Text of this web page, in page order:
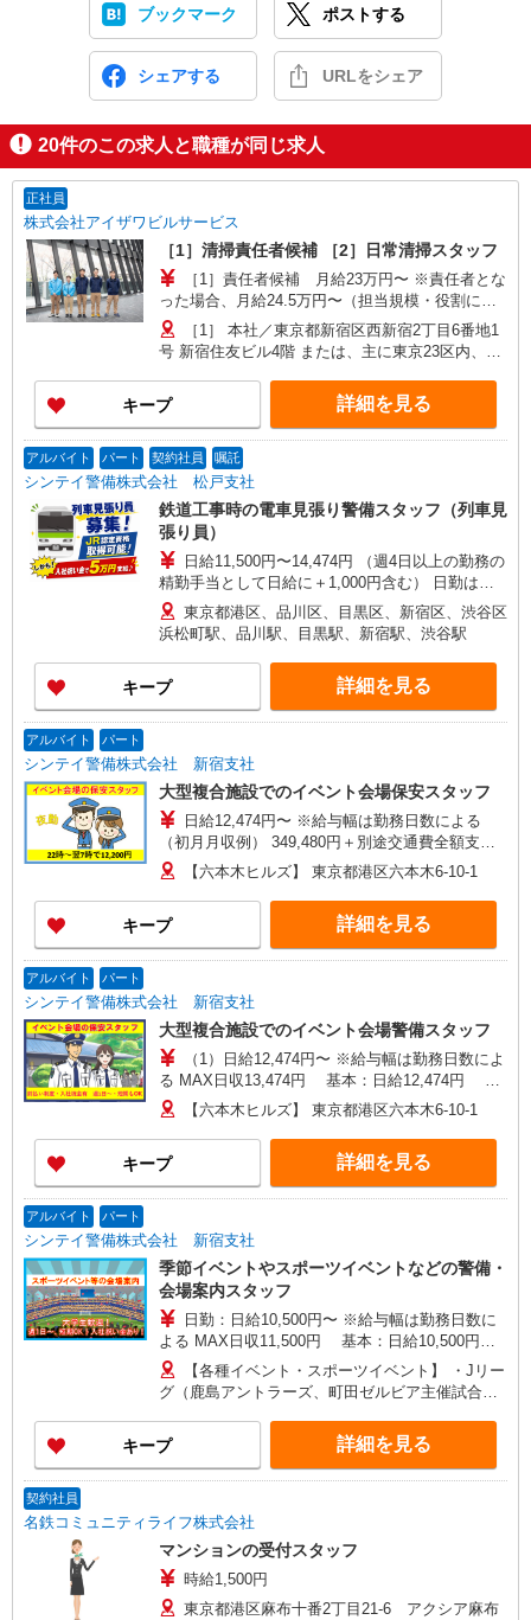
ブックマーク ポストする
シェアする URLをシェア
20件のこの求人と職種が同じ求人
正社員
株式会社アイザワビルサービス
［1］清掃責任者候補 ［2］日常清掃スタッフ
［1］責任者候補 月給23万円〜 ※責任者とな
った場合、月給24.5万円〜（担当規模・役割によ
り段階的に昇給 月収例26.1万円（入社2年/基本給
23万円＋資格手当5,000円＋残業手当2.6万円※月
20時間） 年収例360.2万円（上記月収例26.1万円
＋賞与年2回） ［2］日常清掃 月給22万円〜 月
収例24.6万円（入社1年/未経験/基本給22万円＋残
業手当2.6万円※月20時間） 年収例339.2万円（上
記月収例24.6万円＋賞与年2回） ※残業代はしっ
かり支給いたします
［1］ 本社／東京都新宿区西新宿2丁目6番地1
号 新宿住友ビル4階 または、主に東京23区内、関
ンション 各現場へは直行直帰OK！※転居を伴う
転勤はありません。 ［2］東京都内各地にあり！
新宿区周辺エリア ・新宿区西新宿2丁目 ・新宿区
西新宿8丁目 ・新宿区大久保3丁目 ・新宿区西新
宿6丁目 千代田区周辺エリア ・千代田区外神田3
丁目 ・千代田区神田駿河台2丁目 ・千代田区西神
田3丁目 ・千代田区二番町4丁目 ・千代田区麹町5
丁目 ・千代田区麹町1丁目 ・千代田区一番町 港区
周辺エリア ・港区三田1丁目 ・港区芝浦3丁目 ・
港区赤坂8丁目 文京区（飯田橋）周辺エリア ・文
京区後楽2丁目 台東区周辺エリア ・台東区北上野
1丁目 品川区周辺エリア ・品川区西品川1丁目 中
から徒歩圏内です！ ※現場状況により、配属現場
が上記と異なる場合がございます。
キープ 詳細を見る
アルバイト パート 契約社員 嘱託
シンテイ警備株式会社 松戸支社
鉄道工事時の電車見張り警備スタッフ（列車見
張り員）
日給11,500円〜14,474円 （週4日以上の勤務の
精勤手当として日給に＋1,000円含む） 日勤は
MAX日収1万2,500円 基本：日給10,500円 週4日以
上勤務で＋1,000円 列車見張員資格取得で＋1,000
円 （列車見張員従事週4日未満は－500円） 夜勤
はMAX日収1万4,474円 基本：日給12,474円 週4日
以上勤務で＋1,000円 列車見張員資格取得で＋
1,000円 （列車見張員従事週4日未満は－500円）
円 30回勤務で3万円 合計5万円GET 初任研修と合
わせて8万円
東京都港区、品川区、目黒区、新宿区、渋谷区
浜松町駅、品川駅、目黒駅、新宿駅、渋谷駅
キープ 詳細を見る
アルバイト パート
シンテイ警備株式会社 新宿支社
大型複合施設でのイベント会場保安スタッフ
日給12,474円〜 ※給与幅は勤務日数による
（初月月収例） 349,480円＋別途交通費全額支給
※日勤20日の場合。研修手当（3日間で3万円）、
入社祝金5万円含む 【各種手当】 ・精勤手当：
1,000円/日 ※週4回以上勤務の場合 ・研修手当：
3日間30,000円 ・入社祝金：合計5万円 【給与は
週払いor月払い、選べます】 ★週払い（毎週水
25日） 給料前払いシステムの利用も可能！
【六本木ヒルズ】 東京都港区六本木6-10-1
キープ 詳細を見る
アルバイト パート
シンテイ警備株式会社 新宿支社
大型複合施設でのイベント会場警備スタッフ
（1）日給12,474円〜 ※給与幅は勤務日数によ
る MAX日収13,474円 基本：日給12,474円 精
勤手当：＋1,000円 ※週4日勤務以上 （2）日給
10,500円〜 ※給与幅は勤務日数による MAX日収
11,500円 基本：日給10,500円 精勤手当1,000
円/日※週4日勤務以上
【六本木ヒルズ】 東京都港区六本木6-10-1
キープ 詳細を見る
アルバイト パート
シンテイ警備株式会社 新宿支社
季節イベントやスポーツイベントなどの警備・
会場案内スタッフ
日勤：日給10,500円〜 ※給与幅は勤務日数に
よる MAX日収11,500円 基本：日給10,500円の
場合 精勤手当：＋1,000円 ※週4日〜勤務の場
合 【各種手当】 ・精勤手当：1,000円/日 ※週4
回以上勤務の場合 ・研修手当：3日間30,000円 ・
入社祝金：合計5万円 【給与は週払いor月払い、
選べます】 ★週払い（毎週水曜） ※勤務日数によ
って規定あり ★月払い（毎月25日） 給料前払い
料を受け取ることもできます！（規定あり）
【各種イベント・スポーツイベント】 ・Jリー
グ（鹿島アントラーズ、町田ゼルビア主催試合）
・夏季／花火大会の雑踏警備・交通警備など ・通
年／六本木ヒルズ・東京ビッグサイト催事警備 ★
今後も随時、様々なイベント案件が追加されます
ロ丸ノ内線、 都営地下鉄副都心線など新宿駅西口
から徒歩5分の 好立地の新宿支社です！
キープ 詳細を見る
契約社員
名鉄コミュニティライフ株式会社
マンションの受付スタッフ
時給1,500円
東京都港区麻布十番2丁目21-6 アクシア麻布